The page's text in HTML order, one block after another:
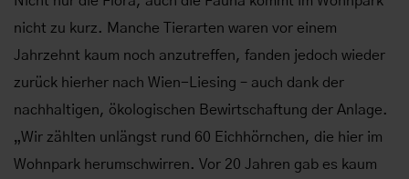
nicht zu kurz. Manche Tierarten waren vor einem
Jahrzehnt kaum noch anzutreffen, fanden jedoch wieder
zurück hierher nach Wien-Liesing – auch dank der
nachhaltigen, ökologischen Bewirtschaftung der Anlage.
„Wir zählten unlängst rund 60 Eichhörnchen, die hier im
Wohnpark herumschwirren. Vor 20 Jahren gab es kaum